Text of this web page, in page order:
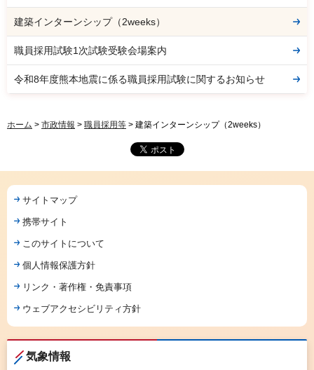
建築インターンシップ（2weeks）
職員採用試験1次試験受験会場案内
令和8年度熊本地震に係る職員採用試験に関するお知らせ
ホーム > 市政情報 > 職員採用等 > 建築インターンシップ（2weeks）
サイトマップ
携帯サイト
このサイトについて
個人情報保護方針
リンク・著作権・免責事項
ウェブアクセシビリティ方針
気象情報